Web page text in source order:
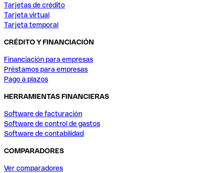
Tarjetas de crédito
Tarjeta virtual
Tarjeta temporal
CRÉDITO Y FINANCIACIÓN
Financiación para empresas
Préstamos para empresas
Pago a plazos
HERRAMIENTAS FINANCIERAS
Software de facturación
Software de control de gastos
Software de contabilidad
COMPARADORES
Ver comparadores